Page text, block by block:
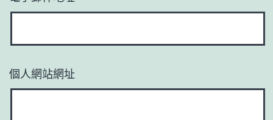
個人網站網址